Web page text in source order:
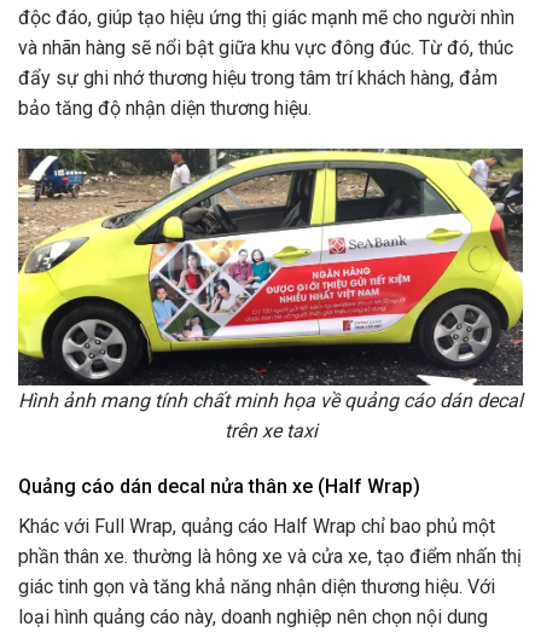
độc đáo, giúp tạo hiệu ứng thị giác mạnh mẽ cho người nhìn
và nhãn hàng sẽ nổi bật giữa khu vực đông đúc. Từ đó, thúc
đẩy sự ghi nhớ thương hiệu trong tâm trí khách hàng, đảm
bảo tăng độ nhận diện thương hiệu.
Hình ảnh mang tính chất minh họa về quảng cáo dán decal
trên xe taxi
Quảng cáo dán decal nửa thân xe (Half Wrap)
Khác với Full Wrap, quảng cáo Half Wrap chỉ bao phủ một
phần thân xe. thường là hông xe và cửa xe, tạo điểm nhấn thị
giác tinh gọn và tăng khả năng nhận diện thương hiệu. Với
loại hình quảng cáo này, doanh nghiệp nên chọn nội dung